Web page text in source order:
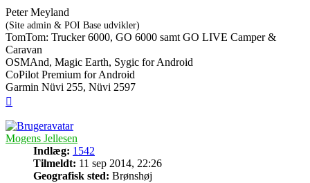
Peter Meyland
(Site admin & POI Base udvikler)
TomTom: Trucker 6000, GO 6000 samt GO LIVE Camper &
Caravan
OSMAnd, Magic Earth, Sygic for Android
CoPilot Premium for Android
Garmin Nüvi 255, Nüvi 2597
Mogens Jellesen
Indlæg: 1542
Tilmeldt: 11 sep 2014, 22:26
Geografisk sted: Brønshøj